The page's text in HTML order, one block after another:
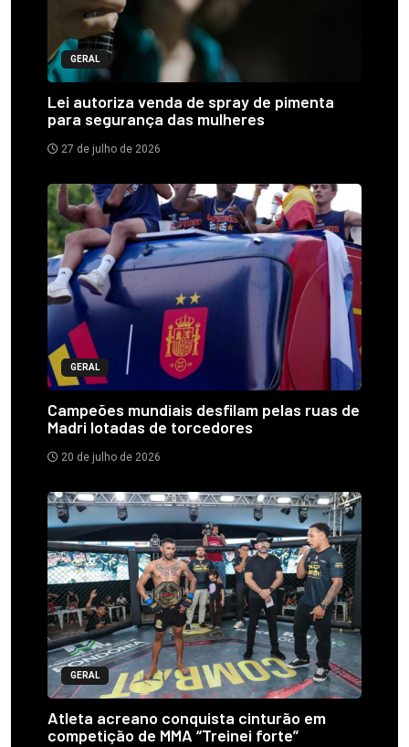
GERAL
Lei autoriza venda de spray de pimenta
para segurança das mulheres
27 de julho de 2026
GERAL
Campeões mundiais desfilam pelas ruas de
Madri lotadas de torcedores
20 de julho de 2026
GERAL
Atleta acreano conquista cinturão em
competição de MMA “Treinei forte”